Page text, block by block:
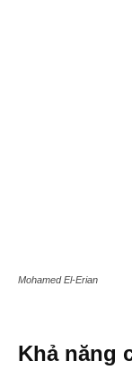
Mohamed El-Erian
Khả năng